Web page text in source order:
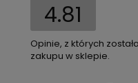
4.81
Opinie, z których
zakupu w sklepie.